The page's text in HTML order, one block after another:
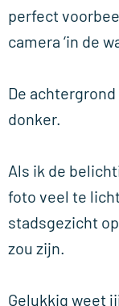
perfect
camera ‘in de
De
donker.
Als ik de
foto veel te
stadsgezicht
zou zijn.
Gelukkig weet